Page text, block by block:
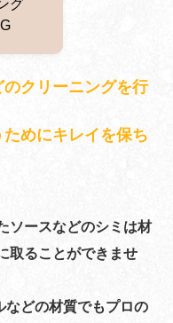
クリーニングを行
めにキレイを保ち
ソースなどのシミは材
取ることができませ
などの材質でもプロの